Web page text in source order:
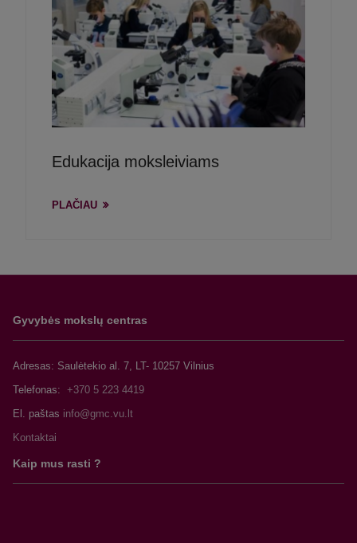
Edukacija moksleiviams
PLAČIAU
Gyvybės mokslų centras
Adresas: Saulėtekio al. 7, LT- 10257 Vilnius
Telefonas: +370 5 223 4419
El. paštas
Kontaktai
Kaip mus rasti ?